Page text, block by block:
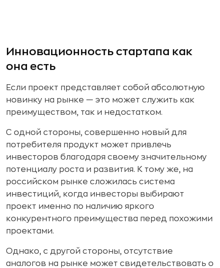
Инновационность стартапа как
она есть
Если проект представляет собой абсолютную
новинку на рынке — это может служить как
преимуществом, так и недостатком.
С одной стороны, совершенно новый для
потребителя продукт может привлечь
инвесторов благодаря своему значительному
потенциалу роста и развития. К тому же, на
российском рынке сложилась система
инвестиций, когда инвесторы выбирают
проект именно по наличию яркого
конкурентного преимущества перед похожими
проектами.
Однако, с другой стороны, отсутствие
аналогов на рынке может свидетельствовать о